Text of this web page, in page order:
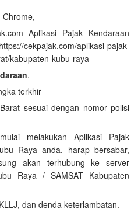
Chrome,
Aplikasi Pajak Kendaraan
cekpajak.com/aplikasi-pajak-
kabupaten-kubu-raya
.
terkhir
sesuai dengan nomor polisi
melakukan Aplikasi Pajak
Raya anda. harap bersabar,
akan terhubung ke server
Raya / SAMSAT Kabupaten
dan denda keterlambatan.